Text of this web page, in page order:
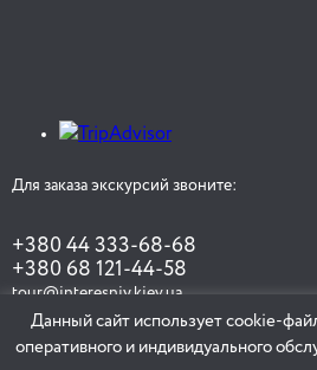
Для заказа экскурсий звоните:
+380 44 333-68-68
+380 68 121-44-58
tour@interesniy.kiev.ua
Данный сайт использует cookie-
оперативного и индивидуального